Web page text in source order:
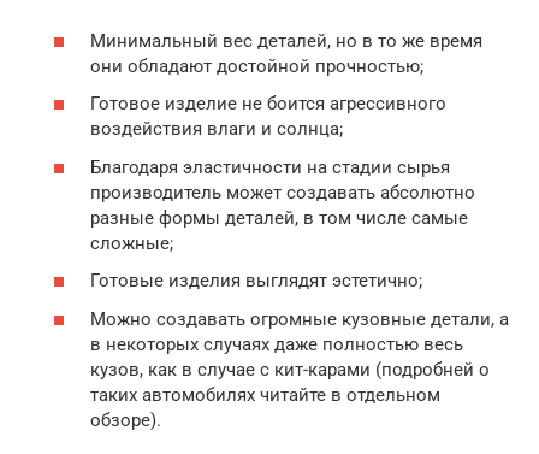
Минимальный вес деталей, но в то же время
они обладают достойной прочностью;
Готовое изделие не боится агрессивного
воздействия влаги и солнца;
Благодаря эластичности на стадии сырья
производитель может создавать абсолютно
разные формы деталей, в том числе самые
сложные;
Готовые изделия выглядят эстетично;
Можно создавать огромные кузовные детали, а
в некоторых случаях даже полностью весь
кузов, как в случае с кит-карами (подробней о
таких автомобилях читайте в отдельном
обзоре).